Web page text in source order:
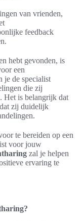
van vrienden,
feedback
hebt gevonden, is
een
je de specialist
die zij
Het is belangrijk dat
zij duidelijk
te bereiden op een
voor jouw
zal je helpen
ervaring te